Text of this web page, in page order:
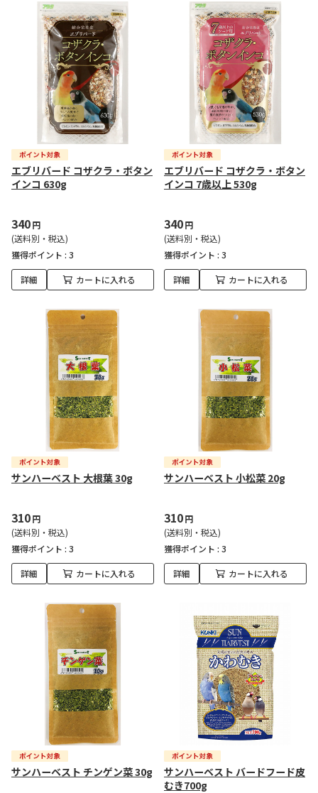
エブリバード コザクラ・ボタン
インコ 630g
340円
(送料別・税込)
獲得ポイント : 3
詳細 カートに入れる
エブリバード コザクラ・ボタン
インコ 7歳以上 530g
340円
(送料別・税込)
獲得ポイント : 3
詳細 カートに入れる
サンハーベスト 大根葉 30g
310円
(送料別・税込)
獲得ポイント : 3
詳細 カートに入れる
サンハーベスト 小松菜 20g
310円
(送料別・税込)
獲得ポイント : 3
詳細 カートに入れる
サンハーベスト チンゲン菜 30g
サンハーベスト バードフード皮
むき700g